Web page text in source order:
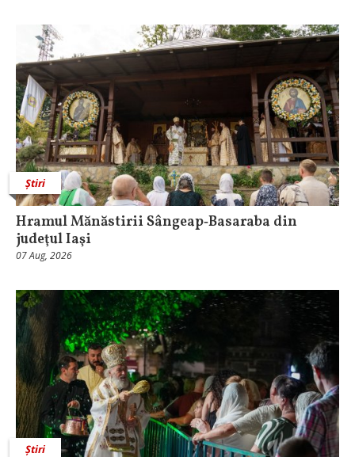
Știri
Hramul Mănăstirii Sângeap‑Basaraba din
judeţul Iaşi
07 Aug, 2026
Știri